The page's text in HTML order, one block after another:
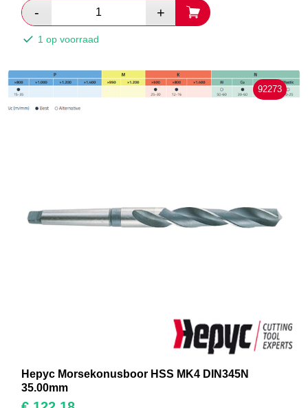
1 op voorraad
92273
Hepyc Morsekonusboor HSS MK4 DIN345N
35.00mm